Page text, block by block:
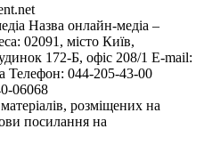
Назва онлайн-медіа –
02091, місто Київ,
172-Б, офіс 208/1 E-mail:
Телефон: 044-205-43-00
06068
розміщених на
посилання на